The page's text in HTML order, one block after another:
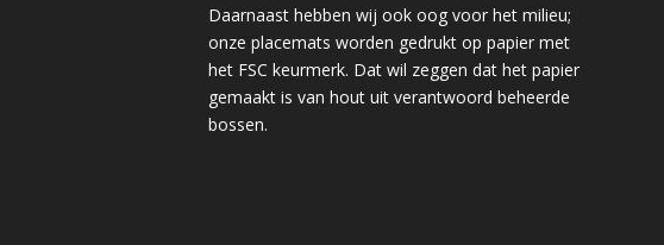
Daarnaast hebben wij ook oog voor het milieu;
onze placemats worden gedrukt op papier met
het FSC keurmerk. Dat wil zeggen dat het papier
gemaakt is van hout uit verantwoord beheerde
bossen.